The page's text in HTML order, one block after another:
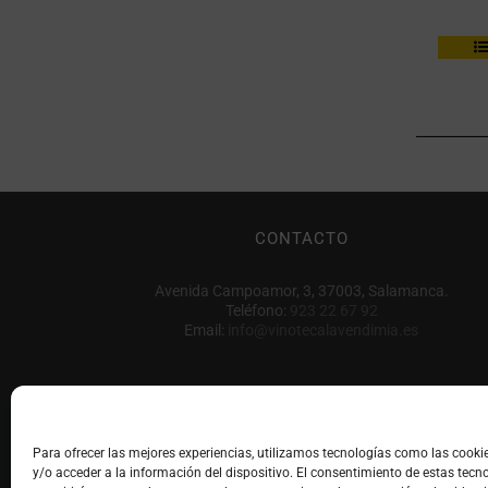
Para ofrecer las mejores experiencias, utilizamos tecnologías como las
y/o acceder a la información del dispositivo. El consentimiento de estas
CONTACTO
Avenida Campoamor, 3, 37003, Salamanca.
Teléfono:
Email: